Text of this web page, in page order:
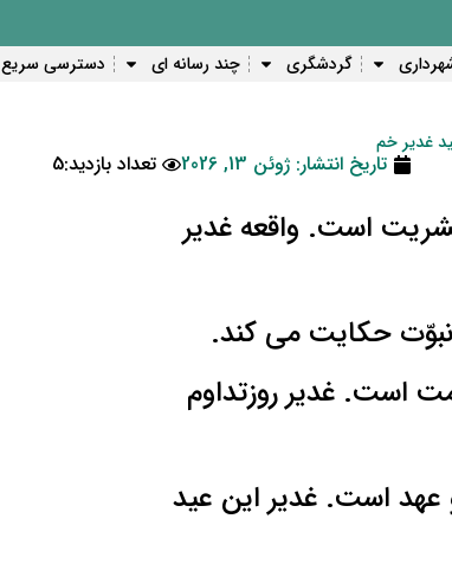
گردشگری چند رسانه ای دسترسی سریع
غدیر خم
تاریخ انتشار: ژوئن 13, 2026 تعداد بازدید:5
است. واقعه غدیر
حکایت می کند.
است. غدیر روزتداوم
است. غدیر این عید